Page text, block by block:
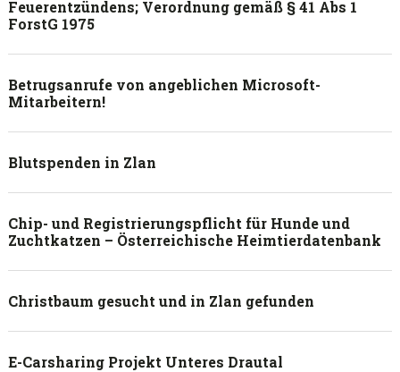
Feuerentzündens; Verordnung gemäß § 41 Abs 1
ForstG 1975
Betrugsanrufe von angeblichen Microsoft-
Mitarbeitern!
Blutspenden in Zlan
Chip- und Registrierungspflicht für Hunde und
Zuchtkatzen – Österreichische Heimtierdatenbank
Christbaum gesucht und in Zlan gefunden
E-Carsharing Projekt Unteres Drautal